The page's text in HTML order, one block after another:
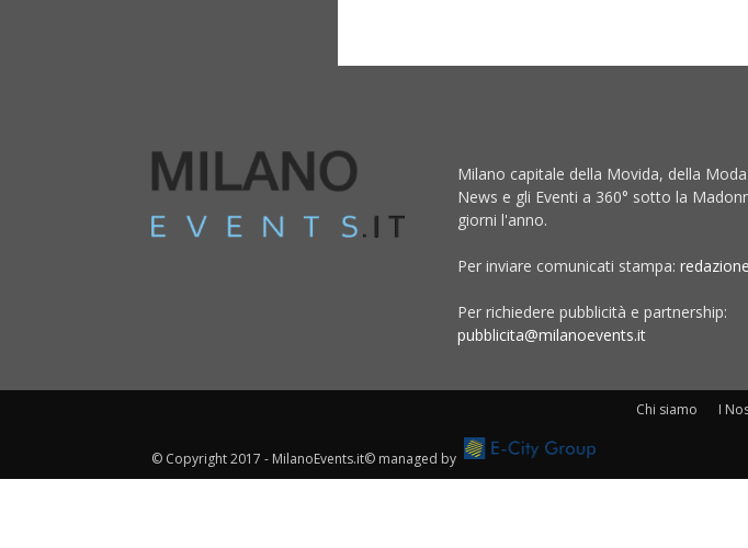
Milano capitale della Movida, della
News e gli Eventi a 360° sotto la
giorni l'anno.
Per inviare comunicati stampa:
Per richiedere pubblicità e partnership:
pubblicita@milanoevents.it
Chi siamo I
© Copyright 2017 - MilanoEvents.it© managed by